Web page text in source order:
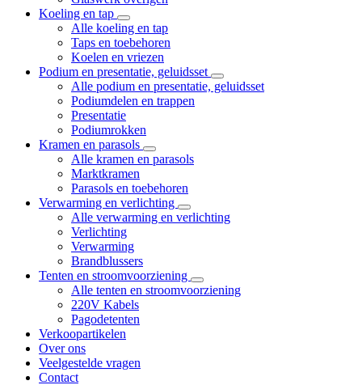
Koeling en tap
Alle koeling en tap
Taps en toebehoren
Koelen en vriezen
Podium en presentatie, geluidsset
Alle podium en presentatie, geluidsset
Podiumdelen en trappen
Presentatie
Podiumrokken
Kramen en parasols
Alle kramen en parasols
Marktkramen
Parasols en toebehoren
Verwarming en verlichting
Alle verwarming en verlichting
Verlichting
Verwarming
Brandblussers
Tenten en stroomvoorziening
Alle tenten en stroomvoorziening
220V Kabels
Pagodetenten
Verkoopartikelen
Over ons
Veelgestelde vragen
Contact